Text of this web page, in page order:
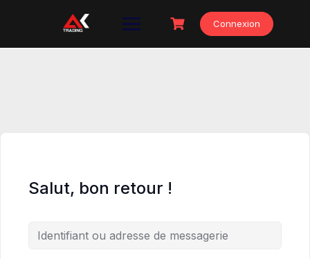
Connexion
Salut, bon retour !